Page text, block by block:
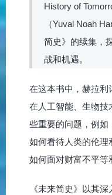
History of
（Yuval Noah
简史》的续集，
战和机遇。
在这本书中，赫拉利
在人工智能、生物技
些重要的问题，例如
如何看待人类的伦理
如何面对财富不平等
《未来简史》以其